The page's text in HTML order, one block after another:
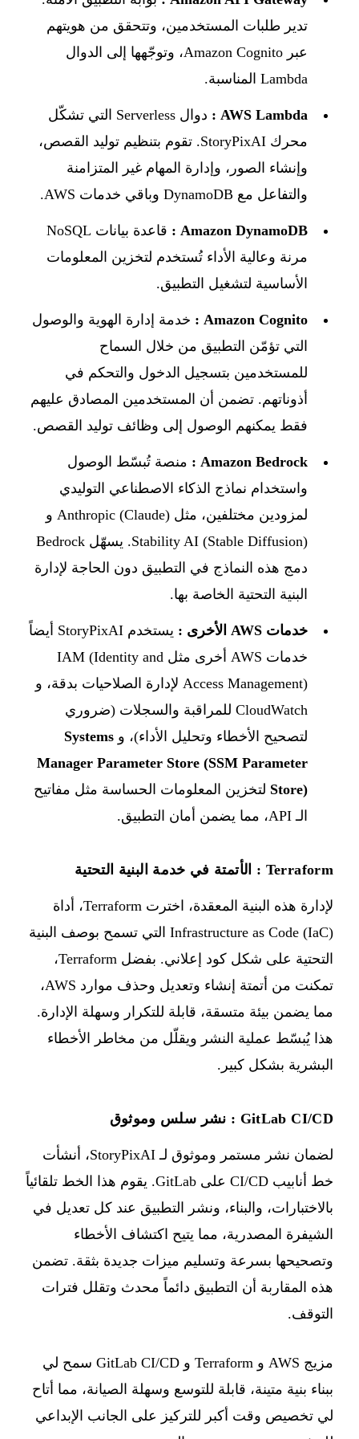
تدير طلبات المستخدمين، وتتحقق من هويتهم
عبر Amazon Cognito، وتوجّهها إلى الدوال
Lambda المناسبة.
AWS Lambda :
دوال Serverless التي تشكّل
محرك StoryPixAI. تقوم بتنظيم توليد القصص،
وإنشاء الصور، وإدارة المهام غير المتزامنة
والتفاعل مع DynamoDB وباقي خدمات AWS.
Amazon DynamoDB :
قاعدة بيانات NoSQL
مرنة وعالية الأداء تُستخدم لتخزين المعلومات
الأساسية لتشغيل التطبيق.
Amazon Cognito :
خدمة إدارة الهوية والوصول
التي تؤمّن التطبيق من خلال السماح
للمستخدمين بتسجيل الدخول والتحكم في
أذوناتهم. تضمن أن المستخدمين المصادق عليهم
فقط يمكنهم الوصول إلى وظائف توليد القصص.
Amazon Bedrock :
منصة تُبسّط الوصول
واستخدام نماذج الذكاء الاصطناعي التوليدي
لمزودين مختلفين، مثل Anthropic (Claude) و
Stability AI (Stable Diffusion). يسهّل Bedrock
دمج هذه النماذج في التطبيق دون الحاجة لإدارة
البنية التحتية الخاصة بها.
خدمات AWS الأخرى :
يستخدم StoryPixAI أيضاً
خدمات AWS أخرى مثل IAM (Identity and
Access Management) لإدارة الصلاحيات بدقة، و
CloudWatch للمراقبة والسجلات (ضروري
لتصحيح الأخطاء وتحليل الأداء)، و Systems
Manager Parameter Store (SSM Parameter
Store) لتخزين المعلومات الحساسة مثل مفاتيح
الـ API، مما يضمن أمان التطبيق.
Terraform : الأتمتة في خدمة البنية التحتية
لإدارة هذه البنية المعقدة، اخترت Terraform، أداة
Infrastructure as Code (IaC) التي تسمح بوصف البنية
التحتية على شكل كود إعلاني. بفضل Terraform،
تمكنت من أتمتة إنشاء وتعديل وحذف موارد AWS،
مما يضمن بيئة متسقة، قابلة للتكرار وسهلة الإدارة.
هذا يُبسّط عملية النشر ويقلّل من مخاطر الأخطاء
البشرية بشكل كبير.
GitLab CI/CD : نشر سلس وموثوق
لضمان نشر مستمر وموثوق لـ StoryPixAI، أنشأت
خط أنابيب CI/CD على GitLab. يقوم هذا الخط تلقائياً
بالاختبارات، والبناء، ونشر التطبيق عند كل تعديل في
الشيفرة المصدرية، مما يتيح اكتشاف الأخطاء
وتصحيحها بسرعة وتسليم ميزات جديدة بثقة. تضمن
هذه المقاربة أن التطبيق دائماً محدث وتقلل فترات
التوقف.
مزيج AWS و Terraform و GitLab CI/CD سمح لي
ببناء بنية متينة، قابلة للتوسع وسهلة الصيانة، مما أتاح
لي تخصيص وقت أكبر للتركيز على الجانب الإبداعي